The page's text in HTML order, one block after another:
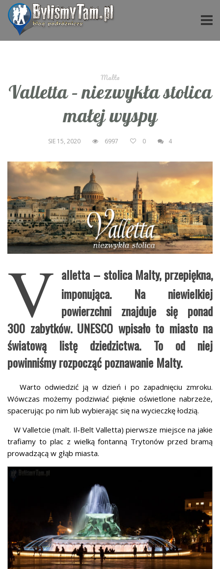
Malta
Valletta – niezwykła stolica
małej wyspy
SIE 15, 2020 6997 0 4
V alletta – stolica Malty, przepiękna,
imponująca. Na niewielkiej
powierzchni znajduje się ponad
300 zabytków. UNESCO wpisało to miasto na
światową listę dziedzictwa. To od niej
powinniśmy rozpocząć poznawanie Malty.
Warto odwiedzić ją w dzień i po zapadnięciu zmroku.
Wówczas możemy podziwiać pięknie oświetlone nabrzeże,
spacerując po nim lub wybierając się na wycieczkę łodzią.
W Valletcie (malt. Il-Belt Valletta) pierwsze miejsce na jakie
trafiamy to plac z wielką fontanną Trytonów przed bramą
prowadzącą w głąb miasta.